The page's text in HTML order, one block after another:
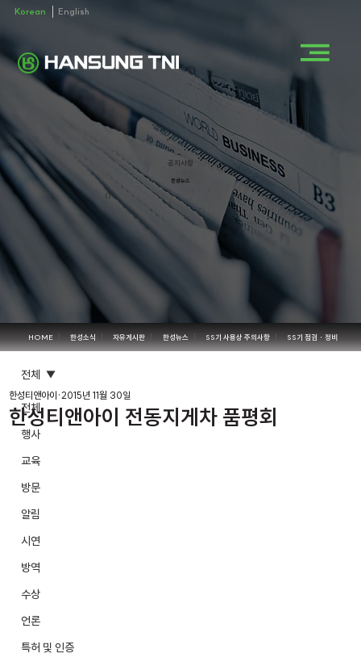
Korean English
공지사항
한성뉴스
()
HOME 한성소식 자유게시판 한성뉴스 SS기 사용상 주의사항 SS기 점검・정비
전체
행사
교육
방문
알림
시연
방역
수상
언론
특허 및 인증
전체
한성티앤아이 전동지게차 품평회
한성티앤아이 2015년 11월 30일